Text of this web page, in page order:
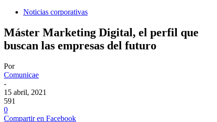
Noticias corporativas
Máster Marketing Digital, el perfil que
buscan las empresas del futuro
Por
Comunicae
-
15 abril, 2021
591
0
Compartir en Facebook